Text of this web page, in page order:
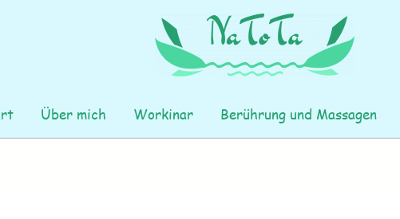
Über mich Workinar Berührung und Massagen